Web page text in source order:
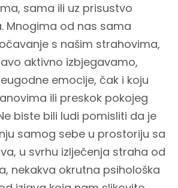
sama ili uz prisustvo
Mnogima od nas sama
s našim strahovima,
aktivno izbjegavamo,
emocije, čak i koju
ili preskok pokojeg
biste bili ludi pomisliti da je
samog sebe u prostoriju sa
u svrhu izlječenja straha od
nekakva okrutna psihološka